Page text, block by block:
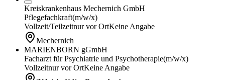
Kreiskrankenhaus Mechernich GmbH
Pflegefachkraft(m/w/x)
Vollzeit/Teilzeitnur vor OrtKeine Angabe
Mechernich
MARIENBORN gGmbH
Facharzt für Psychiatrie und Psychotherapie(m/w/x)
Vollzeitnur vor OrtKeine Angabe